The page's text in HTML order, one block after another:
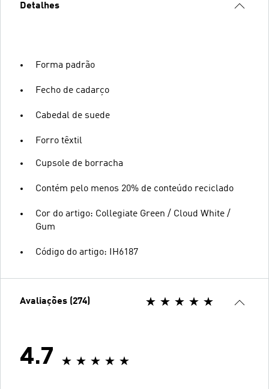
Detalhes
Forma padrão
Fecho de cadarço
Cabedal de suede
Forro têxtil
Cupsole de borracha
Contém pelo menos 20% de conteúdo reciclado
Cor do artigo: Collegiate Green / Cloud White /
Gum
Código do artigo: IH6187
Avaliações (274)
4.7